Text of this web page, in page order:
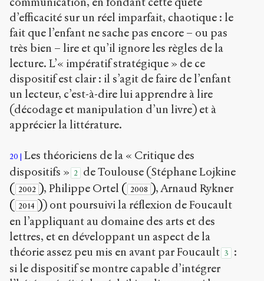
d’efficacité sur un réel imparfait, chaotique : le
fait que l’enfant ne sache pas encore – ou pas
très bien – lire et qu’il ignore les règles de la
lecture. L’« impératif stratégique » de ce
dispositif est clair : il s’agit de faire de l’enfant
un lecteur, c’est-à-dire lui apprendre à lire
(décodage et manipulation d’un livre) et à
apprécier la littérature.
20
Les théoriciens de la « Critique des
dispositifs » 2
de Toulouse (Stéphane Lojkine
( 2002 ), Philippe Ortel ( 2008 ), Arnaud Rykner
( 2014 )) ont poursuivi la réflexion de Foucault
en l’appliquant au domaine des arts et des
lettres, et en développant un aspect de la
théorie assez peu mis en avant par Foucault 3
:
si le dispositif se montre capable d’intégrer